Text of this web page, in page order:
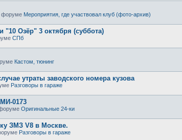
форуме Мероприятия, где участвовал клуб (фото-архив)
"10 Озёр" 3 октября (суббота)
СПб
Кастом, тюнинг
утраты заводского номера кузова
Разговоры в гараже
0173
Оригинальные 24-ки
ЗМЗ V8 в Москве.
Разговоры в гараже